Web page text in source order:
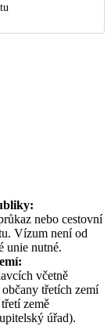
nebo cestovní
Vízum není od
unie nutné.
včetně
třetích zemí
země
úřad).